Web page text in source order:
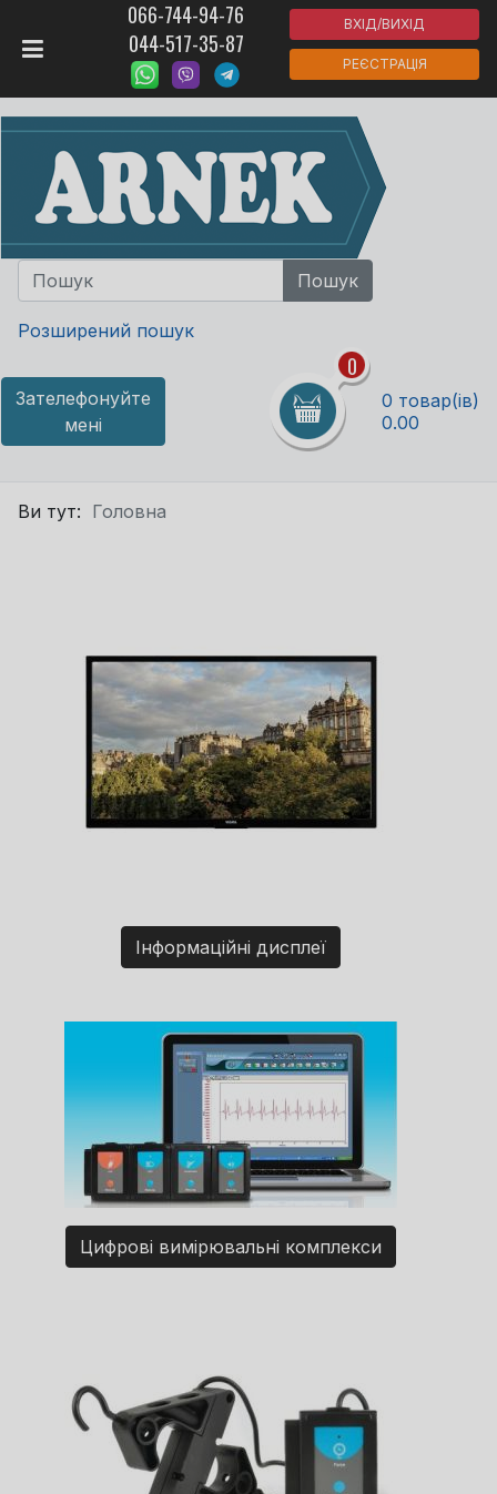
066-744-94-76
044-517-35-87
ВХІД/ВИХІД
РЕЄСТРАЦІЯ
Розширений пошук
Зателефонуйте
мені
0
0 товар(ів)
0.00
Ви тут: Головна
Інформаційні дисплеї
Цифрові вимірювальні комплекси